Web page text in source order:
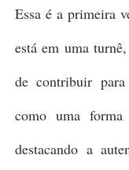
Essa é a primeira
está em uma
de contribuir
como uma forma
destacando a